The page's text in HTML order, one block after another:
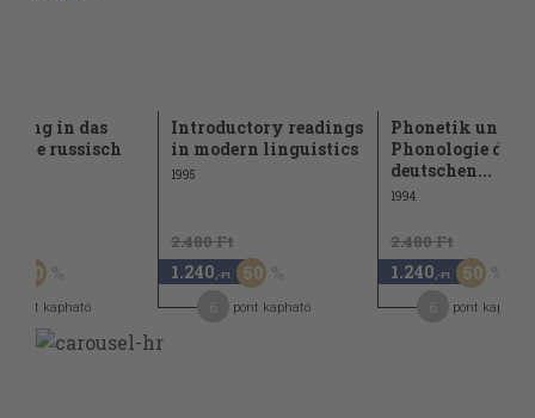
in das
russisch
50
pont kapható
Introductory readings
in modern linguistics
1995
2.480 Ft
1.240 ,-Ft 50
pont kapható
Phonetik und
Phonologie der
deutschen...
1994
2.480 Ft
1.240 ,-Ft 50
pont kapható